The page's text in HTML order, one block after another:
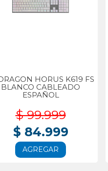
HORUS K619 FS
BLANCO CABLEADO
ESPAÑOL
$ 99.999
$ 84.999
AGREGAR